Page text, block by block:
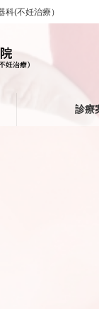
(不妊治療）
診療